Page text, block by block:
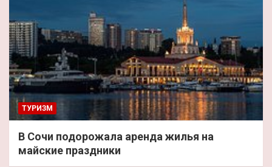
ТУРИЗМ
В Сочи подорожала аренда жилья на
майские праздники